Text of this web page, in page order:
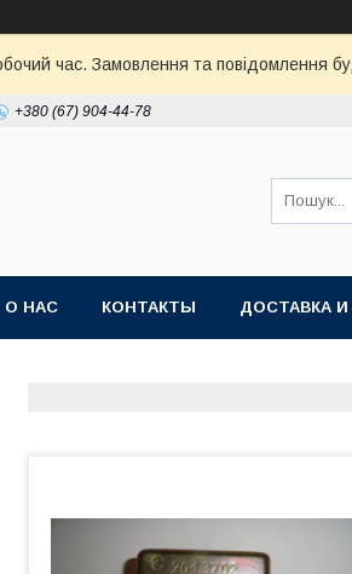
час. Замовлення та повідомлення
+380 (67) 904-44-78
О НАС КОНТАКТЫ ДОСТАВКА